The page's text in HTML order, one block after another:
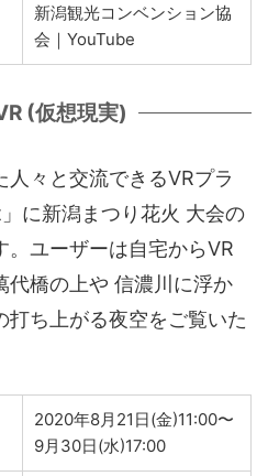
新潟観光コンベンション協
会｜YouTube
(仮想現実)
々と交流できるVRプラ
に新潟まつり花火 大会の
ユーザーは自宅からVR
代橋の上や 信濃川に浮か
ち上がる夜空をご覧いた
2020年8月21日(金)11:00〜
9月30日(水)17:00